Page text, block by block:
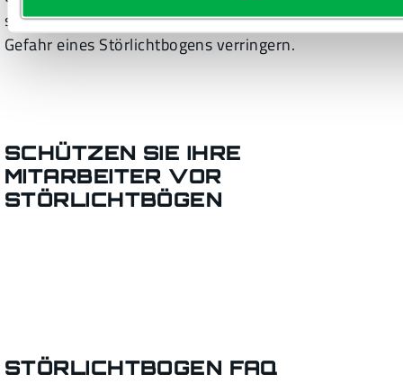
schwerer Verbrennungen inmitten der potenziellen
Gefahr eines Störlichtbogens verringern.
SCHÜTZEN SIE IHRE
MITARBEITER VOR
STÖRLICHTBÖGEN
STÖRLICHTBOGEN FAQ